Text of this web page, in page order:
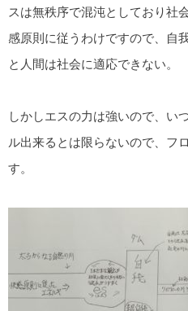
スは無秩序で混沌としており社
感原則に従うわけですので、自
と人間は社会に適応できない。
しかしエスの力は強いので、い
ル出来るとは限らないので、フ
す。